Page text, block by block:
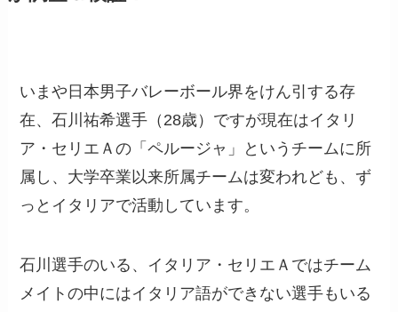
いまや日本男子バレーボール界をけん引する存
在、石川祐希選手（28歳）ですが現在はイタリ
ア・セリエＡの「ペルージャ」というチームに所
属し、大学卒業以来所属チームは変われども、ず
っとイタリアで活動しています。
石川選手のいる、イタリア・セリエＡではチーム
メイトの中にはイタリア語ができない選手もいる